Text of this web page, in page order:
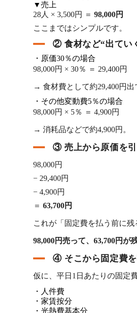
▼売上
28人 × 3,500円 ＝ 98,000円
ここまではシンプルです。
② 食材など“出てい
・原価30％の場合
98,000円 × 30％ ＝ 29,400円
→ 食材費として約29,400円出
・その他変動費5％の場合
98,000円 × 5％ ＝ 4,900円
→ 消耗品などで約4,900円。
③ 売上から原価を
98,000円
− 29,400円
− 4,900円
＝ 63,700円
これが「固定費を払う前に残
98,000円売って、63,700円が
④ そこから固定費を
仮に、平日1日あたりの固定
・人件費
・家賃按分
・光熱費基本分